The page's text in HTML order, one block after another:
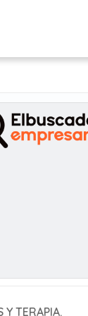
Y TERAPIA.